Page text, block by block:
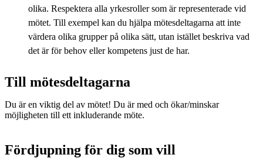
olika. Respektera alla yrkesroller som är representerade vid
mötet. Till exempel kan du hjälpa mötesdeltagarna att inte
värdera olika grupper på olika sätt, utan istället beskriva vad
det är för behov eller kompetens just de har.
Till mötesdeltagarna
Du är en viktig del av mötet! Du är med och ökar/minskar
möjligheten till ett inkluderande möte.
Fördjupning för dig som vill